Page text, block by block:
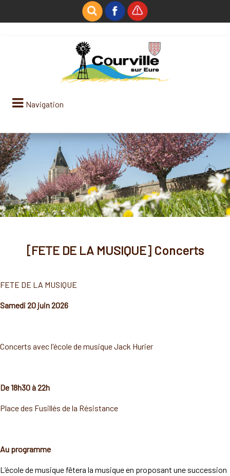
Navigation
[FETE DE LA MUSIQUE] Concerts
FETE DE LA MUSIQUE
Samedi 20 juin 2026
Concerts avec l'école de musique Jack Hurier
De 18h30 à 22h
Place des Fusillés de la Résistance
Au programme
L’école de musique fêtera la musique en proposant une succession